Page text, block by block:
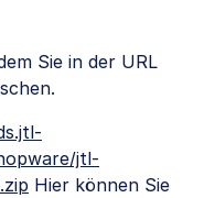
Sie in der URL
jtl-
Hier können Sie